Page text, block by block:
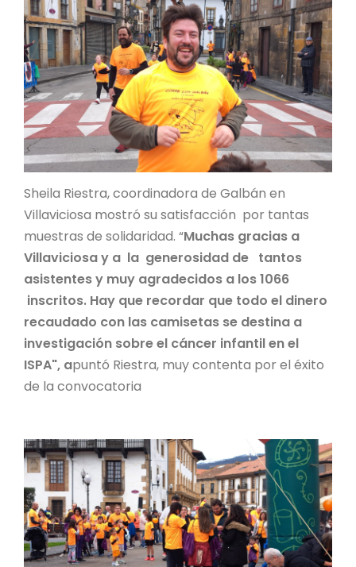
Sheila Riestra, coordinadora de Galbán en
Villaviciosa mostró su satisfacción por tantas
muestras de solidaridad. “Muchas gracias a
Villaviciosa y a la generosidad de tantos
asistentes y muy agradecidos a los 1066
inscritos. Hay que recordar que todo el dinero
recaudado con las camisetas se destina a
investigación sobre el cáncer infantil en el
ISPA", apuntó Riestra, muy contenta por el éxito
de la convocatoria